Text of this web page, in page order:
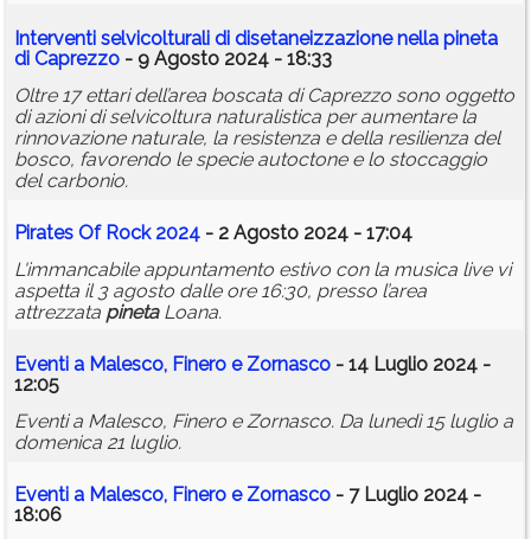
Interventi selvicolturali di disetaneizzazione nella pineta
di Caprezzo - 9 Agosto 2024 - 18:33
Oltre 17 ettari dell’area boscata di Caprezzo sono oggetto
di azioni di selvicoltura naturalistica per aumentare la
rinnovazione naturale, la resistenza e della resilienza del
bosco, favorendo le specie autoctone e lo stoccaggio
del carbonio.
Pirates Of Rock 2024 - 2 Agosto 2024 - 17:04
L'immancabile appuntamento estivo con la musica live vi
aspetta il 3 agosto dalle ore 16:30, presso l’area
attrezzata pinetaLoana.
Eventi a Malesco, Finero e Zornasco - 14 Luglio 2024 -
12:05
Eventi a Malesco, Finero e Zornasco. Da lunedì 15 luglio a
domenica 21 luglio.
Eventi a Malesco, Finero e Zornasco - 7 Luglio 2024 -
18:06